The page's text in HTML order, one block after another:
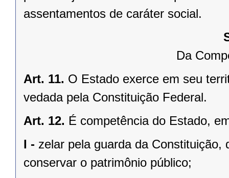
assentamentos de caráter social.
Da
Art. 11. O Estado exerce em seu
vedada pela Constituição Federal.
Art. 12. É competência do Estado,
I - zelar pela guarda da
conservar o patrimônio público;